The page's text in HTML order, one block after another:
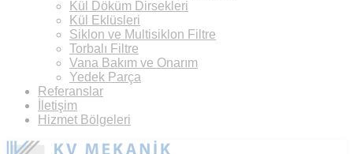
Kül Döküm Dirsekleri
Kül Eklüsleri
Siklon ve Multisiklon Filtre
Torbalı Filtre
Vana Bakım ve Onarım
Yedek Parça
Referanslar
İletişim
Hizmet Bölgeleri